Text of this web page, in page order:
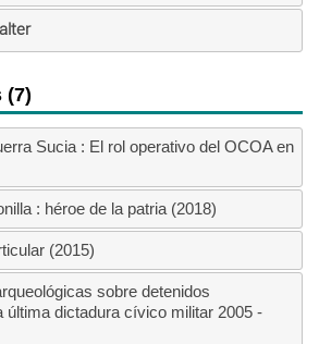
(7)
Sucia : El rol operativo del OCOA en
: héroe de la patria (2018)
(2015)
sobre detenidos
última dictadura cívico militar 2005 -